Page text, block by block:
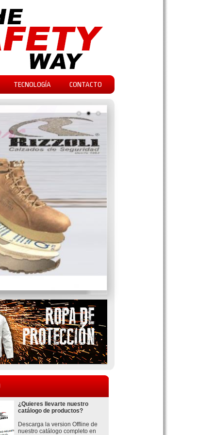
TECNOLOGÍA CONTACTO
¿Quieres llevarte nuestro
catálogo de productos?
Descarga la version Offline de
nuestro catálogo completo en